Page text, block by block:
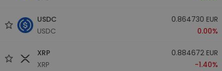
USDC
USDC
0.864730 EUR
0.00%
XRP
XRP
0.884672 EUR
-1.40%